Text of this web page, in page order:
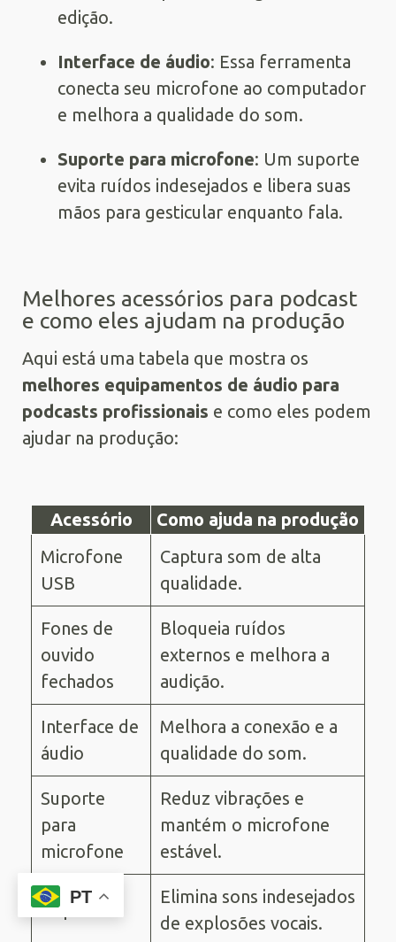
edição.
Interface de áudio: Essa ferramenta
conecta seu microfone ao computador
e melhora a qualidade do som.
Suporte para microfone: Um suporte
evita ruídos indesejados e libera suas
mãos para gesticular enquanto fala.
Melhores acessórios para podcast
e como eles ajudam na produção
Aqui está uma tabela que mostra os
melhores equipamentos de áudio para
podcasts profissionais e como eles podem
ajudar na produção:
Acessório
Como ajuda na produção
Microfone
USB
Captura som de alta
qualidade.
Fones de
ouvido
fechados
Bloqueia ruídos
externos e melhora a
audição.
Interface de
áudio
Melhora a conexão e a
qualidade do som.
Suporte
para
microfone
Reduz vibrações e
mantém o microfone
estável.
Pop filter
Elimina sons indesejados
de explosões vocais.
PT